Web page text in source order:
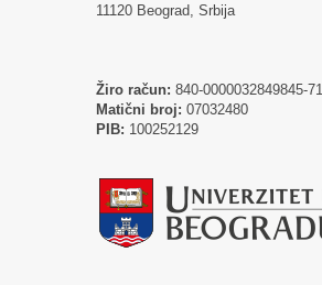
11120 Beograd, Srbija
Žiro račun: 840-0000032849845-71
Matični broj: 07032480
PIB: 100252129